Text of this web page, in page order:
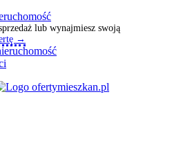
lub wynajmiesz swoją
→